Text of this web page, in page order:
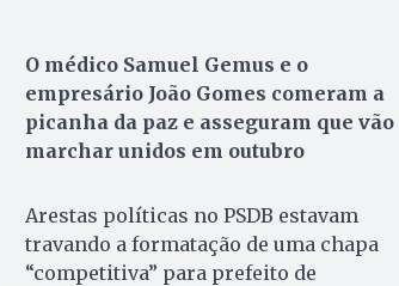
O médico Samuel Gemus e o
empresário João Gomes comeram a
picanha da paz e asseguram que vão
marchar unidos em outubro
Arestas políticas no PSDB estavam
travando a formatação de uma chapa
“competitiva” para prefeito de